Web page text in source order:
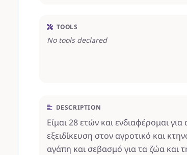
TOOLS
No tools declared
DESCRIPTION
Είμαι 28 ετών και ενδιαφέρομαι
εξειδίκευση στον αγροτικό και
αγάπη και σεβασμό για τα ζώα